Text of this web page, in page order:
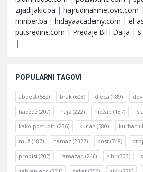
zijadljakic.ba | hajrudinahmetovic.com |
minber.ba | hidayaacademy.com | el-
putsredine.com | Predaje BiH Daija |
|
POPULARNI TAGOVI
abdest (582) brak (608) djeca (189)
hadždž (207) hajz (222) hidžab (187)
kako postupiti (236) kur'an (580) kurban
muž (187) namaz (2377) post (748)
propisi (207) ramazan (246) sihr (303)